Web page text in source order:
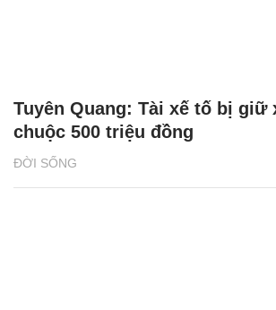
ĐỜI SỐNG
Tuyên Quang: Tài xế tố bị giữ
chuộc 500 triệu đồng